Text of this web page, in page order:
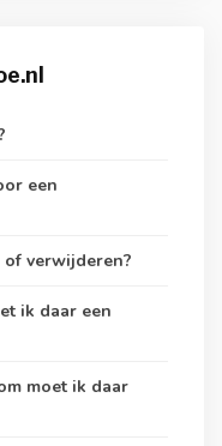
een
verwijderen?
ik daar een
moet ik daar